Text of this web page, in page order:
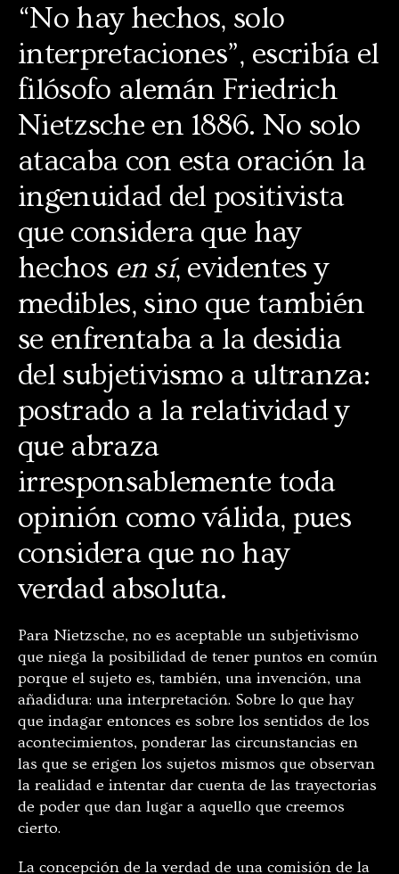
“No hay hechos, solo
interpretaciones”, escribía el
filósofo alemán Friedrich
Nietzsche en 1886. No solo
atacaba con esta oración la
ingenuidad del positivista
que considera que hay
hechos en sí, evidentes y
medibles, sino que también
se enfrentaba a la desidia
del subjetivismo a ultranza:
postrado a la relatividad y
que abraza
irresponsablemente toda
opinión como válida, pues
considera que no hay
verdad absoluta.
Para Nietzsche, no es aceptable un subjetivismo
que niega la posibilidad de tener puntos en común
porque el sujeto es, también, una invención, una
añadidura: una interpretación. Sobre lo que hay
que indagar entonces es sobre los sentidos de los
acontecimientos, ponderar las circunstancias en
las que se erigen los sujetos mismos que observan
la realidad e intentar dar cuenta de las trayectorias
de poder que dan lugar a aquello que creemos
cierto.
La concepción de la verdad de una comisión de la